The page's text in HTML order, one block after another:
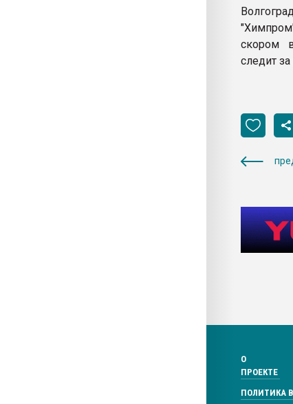
скором
следит
О
ПРОЕКТЕ
ПОЛИТИКА